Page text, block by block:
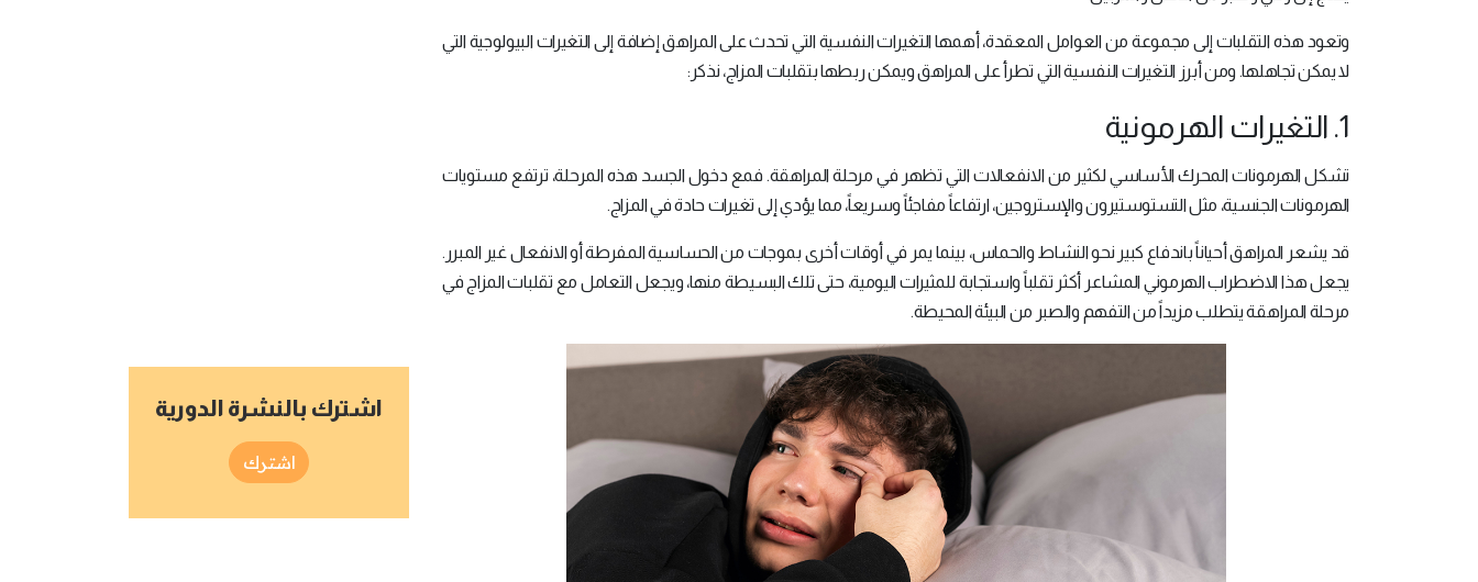
وتعود هذه التقلبات إلى مجموعة من العوامل المعقدة، أهمها التغيرات النفسية التي تحدث على المراهق إضافة إلى التغيرات البيولوجية التي
لا يمكن تجاهلها. ومن أبرز التغيرات النفسية التي تطرأ على المراهق ويمكن ربطها بتقلبات المزاج، نذكر:
1. التغيرات الهرمونية
تشكل الهرمونات المحرك الأساسي لكثير من الانفعالات التي تظهر في مرحلة المراهقة. فمع دخول الجسد هذه المرحلة، ترتفع مستويات
الهرمونات الجنسية، مثل التستوستيرون والإستروجين، ارتفاعاً مفاجئاً وسريعاً، مما يؤدي إلى تغيرات حادة في المزاج.
قد يشعر المراهق أحياناً باندفاع كبير نحو النشاط والحماس، بينما يمر في أوقات أخرى بموجات من الحساسية المفرطة أو الانفعال غير المبرر.
يجعل هذا الاضطراب الهرموني المشاعر أكثر تقلباً واستجابة للمثيرات اليومية، حتى تلك البسيطة منها، ويجعل التعامل مع تقلبات المزاج في
مرحلة المراهقة يتطلب مزيداً من التفهم والصبر من البيئة المحيطة.
اشترك بالنشرة الدورية
اشترك